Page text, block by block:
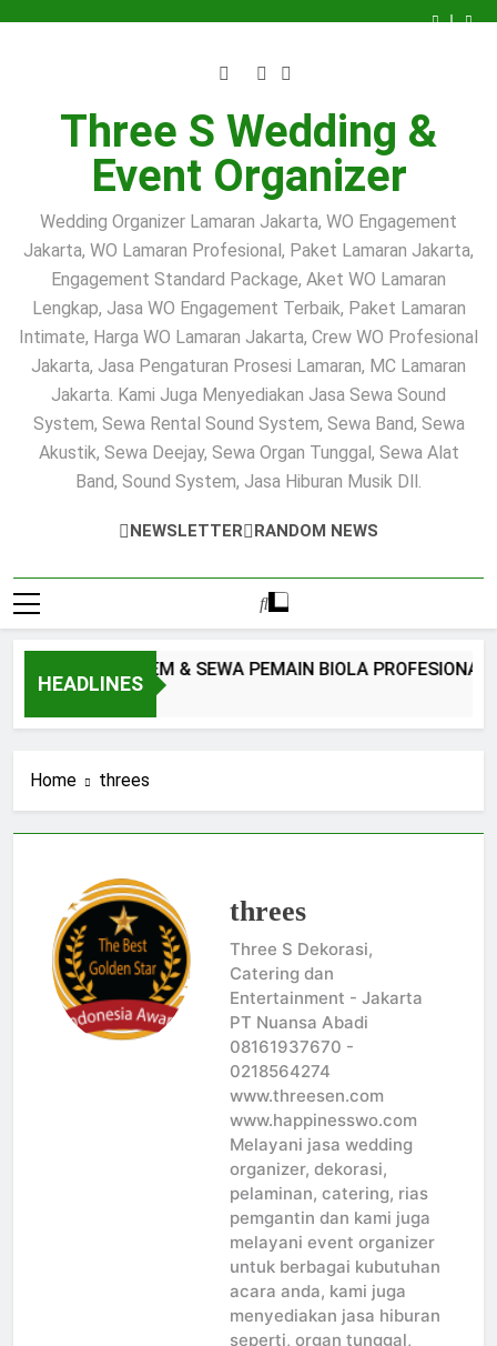
System
System
2.000
Profesional
untuk
Acara
Pengajian
dan
Siraman
SYSTEM
PEMAIN
JAKARTA
–
UCJ
DI
UNIVERSITY
CLUB
JAKARTA
UCJ
–
SOLO
BIOLA
PROFESIONAL
JAKARTA
SEWA
PAKET
JAKARTA
SELATAN
Solusi
Audio
Profesional
untuk
Acara
Pengajian,
Siraman,
Pernikahan
Event
Sound
Selatan
|
Sound
System
2.000
Watt
Profesional
untuk
Acara
Pengajian
Siraman
SOUND
SEWA
PEMAIN
PROFESIONAL
JAKARTA
–
PERESMIAN
UCJ
DI
UNIVERSITY
CLUB
PERESMIAN
INI
–
PEMAIN
SOLO
BIOLA
PROFESIONAL
JAKARTA
SYSTEM
PAKET
WATT
JAKARTA
SELATAN
–
Solusi
Audio
Profesional
untuk
Pengajian,
Siraman,
Pernikahan
dan
Sewa
Sound
Jakarta
Selatan
|
Rental
Sound
System
2.000
Watt
untuk
Acara
Pengajian
dan
Three S Wedding &
Event Organizer
Wedding Organizer Lamaran Jakarta, WO Engagement
Jakarta, WO Lamaran Profesional, Paket Lamaran Jakarta,
Engagement Standard Package, Aket WO Lamaran
Lengkap, Jasa WO Engagement Terbaik, Paket Lamaran
Intimate, Harga WO Lamaran Jakarta, Crew WO Profesional
Jakarta, Jasa Pengaturan Prosesi Lamaran, MC Lamaran
Jakarta. Kami Juga Menyediakan Jasa Sewa Sound
System, Sewa Rental Sound System, Sewa Band, Sewa
Akustik, Sewa Deejay, Sewa Organ Tunggal, Sewa Alat
SYSTEM & SEWA PEMAIN BIOLA PROFESIONAL
threes
Three S Dekorasi,
Catering dan
Entertainment - Jakarta
PT Nuansa Abadi
08161937670 -
0218564274
www.threesen.com
www.happinesswo.com
Melayani jasa wedding
organizer, dekorasi,
pelaminan, catering, rias
pemgantin dan kami juga
melayani event organizer
untuk berbagai kubutuhan
acara anda, kami juga
menyediakan jasa hiburan